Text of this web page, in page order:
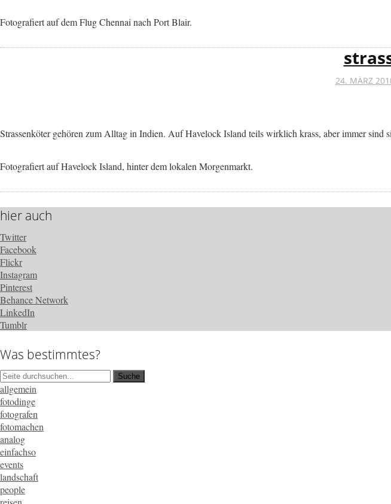
Fotografiert auf dem Flug Chennai nach Port Blair.
24. MÄRZ
Strassenköter gehören zum Alltag in Indien. Auf Havelock Island teils wirklich krass, aber immer
Fotografiert auf Havelock Island, hinter dem lokalen Morgenmarkt.
hier auch
Twitter
Facebook
Flickr
Instagram
Pinterest
Behance Network
LinkedIn
Tumblr
Was bestimmtes?
allgemein
fotodinge
fotografen
fotomachen
analog
einfachso
events
landschaft
people